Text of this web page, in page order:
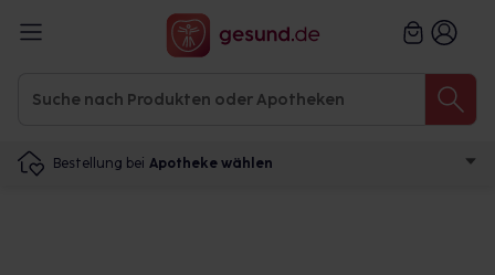
Bestellung bei Apotheke wählen